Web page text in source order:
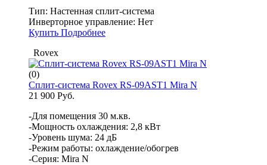
Тип: Настенная сплит-система
Инверторное управление: Нет
Купить Подробнее
Rovex
(0)
Сплит-система Rovex RS-09AST1 Mira N
21 900 Руб.
-Для помещения 30 м.кв.
-Мощность охлаждения: 2,8 кВт
-Уровень шума: 24 дБ
-Режим работы: охлаждение/обогрев
-Серия: Mira N